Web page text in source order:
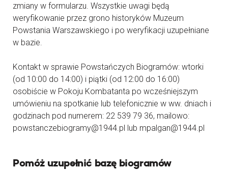
zmiany w formularzu. Wszystkie uwagi będą
weryfikowanie przez grono historyków Muzeum
Powstania Warszawskiego i po weryfikacji uzupełniane
w bazie.
Kontakt w sprawie Powstańczych Biogramów: wtorki
(od 10:00 do 14:00) i piątki (od 12:00 do 16:00)
osobiście w Pokoju Kombatanta po wcześniejszym
umówieniu na spotkanie lub telefonicznie w ww. dniach i
godzinach pod numerem: 22 539 79 36, mailowo:
powstanczebiogramy@1944.pl lub mpalgan@1944.pl
Pomóż uzupełnić bazę biogramów